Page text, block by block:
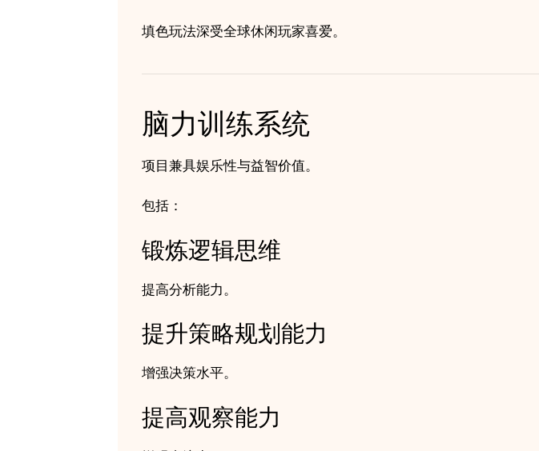
填色玩法深受全球休闲玩家喜爱。
脑力训练系统
项目兼具娱乐性与益智价值。
包括：
锻炼逻辑思维
提高分析能力。
提升策略规划能力
增强决策水平。
提高观察能力